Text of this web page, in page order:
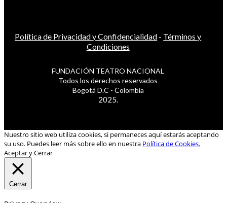
Política de Privacidad y Confidencialidad - Términos y
Condiciones
FUNDACIÓN TEATRO NACIONAL
Todos los derechos reservados
Bogotá D.C - Colombia
2025.
Nuestro sitio web utiliza cookies, si permaneces aquí estarás aceptando
su uso. Puedes leer más sobre ello en nuestra Política de Cookies.
Aceptar y Cerrar
Cerrar